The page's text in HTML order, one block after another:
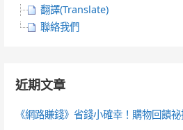
翻譯(Translate)
聯絡我們
近期文章
《網路賺錢》省錢小確幸！購物回饋